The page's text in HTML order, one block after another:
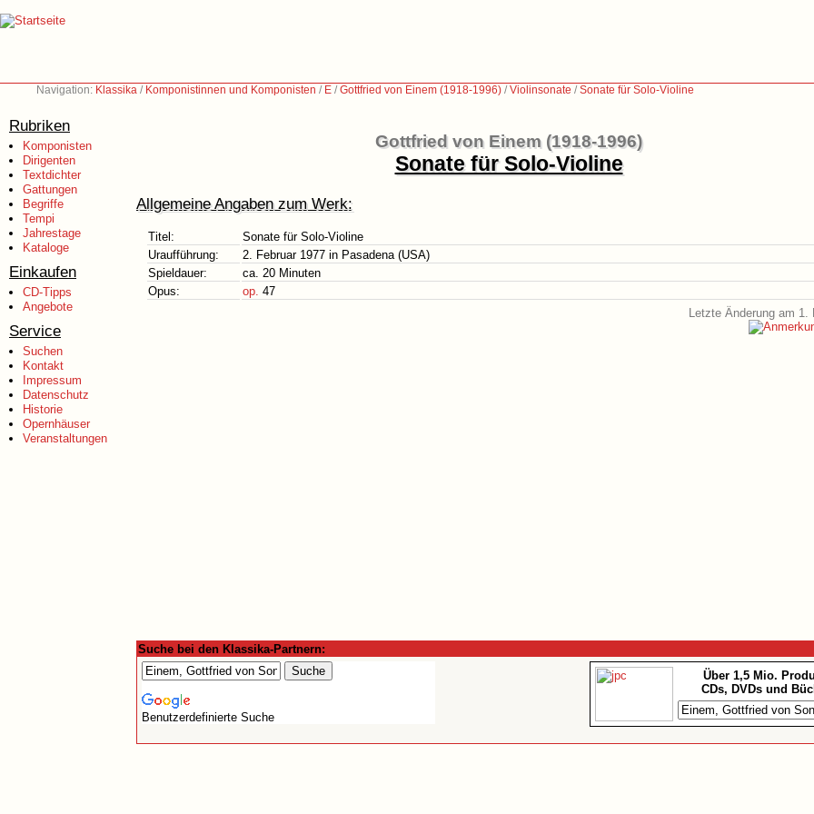
Navigation: Klassika / Komponistinnen und Komponisten / E /Gottfried von Einem (1918-1996) /Violinsonate /Sonate für Solo-Violine
Rubriken
Komponisten
Dirigenten
Textdichter
Gattungen
Begriffe
Tempi
Jahrestage
Kataloge
Einkaufen
CD-Tipps
Angebote
Service
Suchen
Kontakt
Impressum
Datenschutz
Historie
Opernhäuser
Veranstaltungen
Gottfried von Einem (1918-1996)
Sonate für Solo-Violine
Allgemeine Angaben zum Werk:
Titel:
Sonate für Solo-Violine
Uraufführung:
2. Februar 1977 in Pasadena (USA)
Spieldauer:
ca. 20 Minuten
Opus:
op. 47
Letzte Änderung am 1.
Suche bei den Klassika-Partnern:
Benutzerdefinierte Suche
Über 1,5 Mio.
CDs, DVDs und